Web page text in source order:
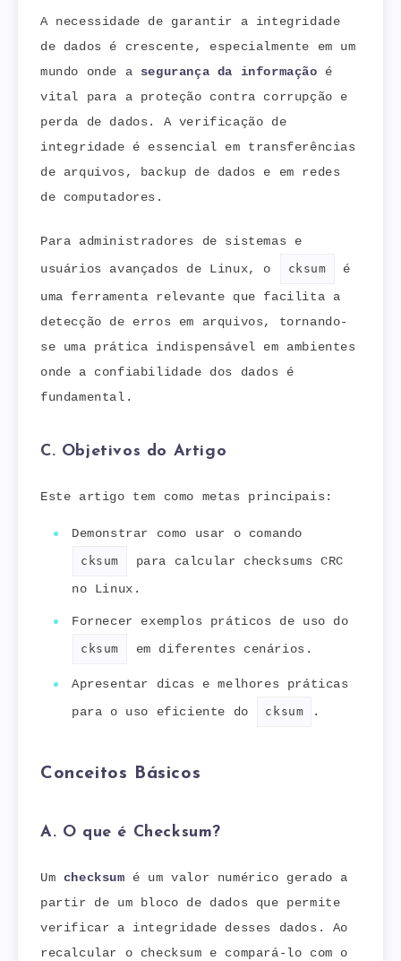
A necessidade de garantir a integridade
de dados é crescente, especialmente em um
mundo onde a segurança da informação é
vital para a proteção contra corrupção e
perda de dados. A verificação de
integridade é essencial em transferências
de arquivos, backup de dados e em redes
de computadores.
Para administradores de sistemas e
usuários avançados de Linux, o
cksum
é
uma ferramenta relevante que facilita a
detecção de erros em arquivos, tornando-
se uma prática indispensável em ambientes
onde a confiabilidade dos dados é
fundamental.
C. Objetivos do Artigo
Este artigo tem como metas principais:
Demonstrar como usar o comando
cksum
para calcular checksums CRC
no Linux.
Fornecer exemplos práticos de uso do
cksum em diferentes cenários.
Apresentar dicas e melhores práticas
para o uso eficiente do
cksum .
Conceitos Básicos
A. O que é Checksum?
Um checksum é um valor numérico gerado a
partir de um bloco de dados que permite
verificar a integridade desses dados. Ao
recalcular o checksum e compará-lo com o